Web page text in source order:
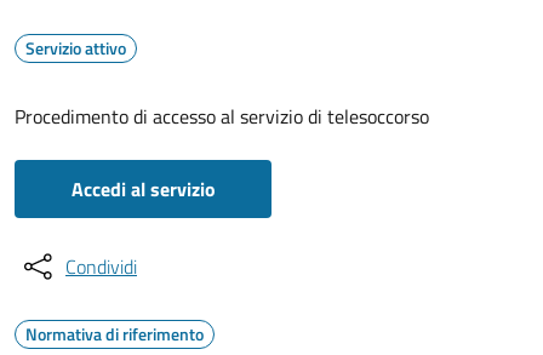
Servizio attivo
Procedimento di accesso al servizio di telesoccorso
Accedi al servizio
Condividi
Normativa di riferimento